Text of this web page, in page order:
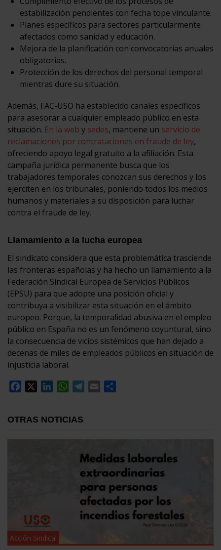
estabilización pendientes con fecha tope vinculante.
Planes específicos para sectores particularmente
afectados como sanidad y educación.
Mejora de la planificación con convocatorias anuales
obligatorias.
Protección de los derechos del personal temporal
mientras dure su situación.
Además, FAC-USO ha establecido canales específicos
para asesorar a cualquier empleado público en esta
situación. En la web y sedes, mantiene un servicio de
reclamaciones por contrataciones en fraude de ley,
ofreciendo apoyo legal gratuito a la afiliación. Esta
campaña jurídica permanente busca que los
trabajadores temporales conozcan sus derechos y los
ejerciten en los tribunales, poniendo todos los medios
humanos y materiales a su disposición para luchar
contra el fraude de ley.
Llamamiento a la lucha europea
El sindicato considera que esta problemática trasciende
las fronteras españolas y ha hecho un llamamiento a la
Federación Sindical Europea de Servicios Públicos
(EPSU) para que adopte una posición oficial y
contribuya a visibilizar esta situación en el ámbito
europeo. Porque, la temporalidad abusiva en el empleo
público en España no es un fenómeno coyuntural, sino
la consecuencia de vicios sistémicos que han dejado a
decenas de miles de empleados públicos en situación de
injusticia laboral.
Facebook
LinkedInWhatsApp
Telegram
Email
OTRAS NOTICIAS
Acción Sindical